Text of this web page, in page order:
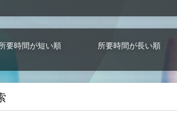
要時間が短い順 所要時間が長い順